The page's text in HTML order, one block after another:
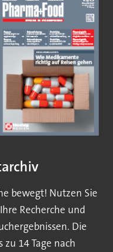
bewegt! Nutzen Sie
Recherche und
Die
zu 14 Tage nach